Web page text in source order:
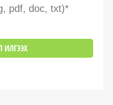
pdf, doc, txt)*